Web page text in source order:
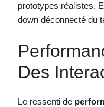
prototypes réalistes.
down déconnecté du
Des
Le ressenti de